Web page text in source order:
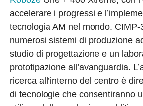
accelerare i progressi e
tecnologia AM nel mondo. CIMP-
numerosi sistemi di produzione
studio di progettazione e un
prototipazione all’avanguardia.
ricerca all’interno del centro è
di tecnologie che consentiranno